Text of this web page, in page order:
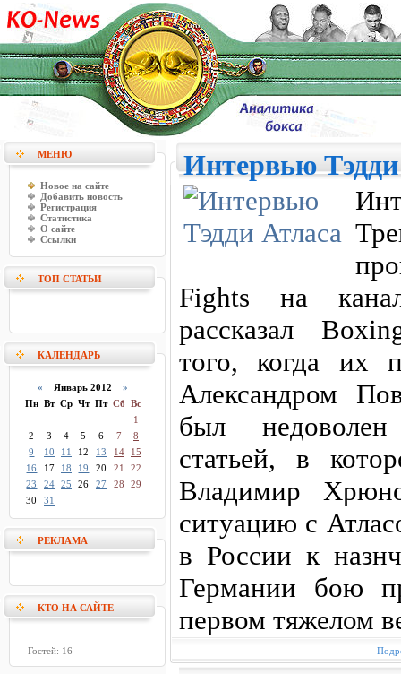
МЕНЮ
Новое на сайте
Добавить новость
Регистрация
Статистика
О сайте
Ссылки
ТОП СТАТЬИ
КАЛЕНДАРЬ
« Январь 2012»
Пн Вт Ср Чт Пт Сб Вс
1
2
3 4 5 6 7
8
9
10 11 12 13 14
15
16
17 18 19 20 21
22
23
24 25 26 27 28
29
30
31
РЕКЛАМА
КТО НА САЙТЕ
Гостей: 16
Интервью
Fights на
рассказал
того, когда их
Александром
был
статьей, в
Владимир
ситуацию с
в России к
Германии бою
первом тяжелом